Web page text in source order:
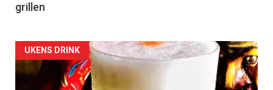
grillen
Forsiden
akkurat
UKENS DRINK